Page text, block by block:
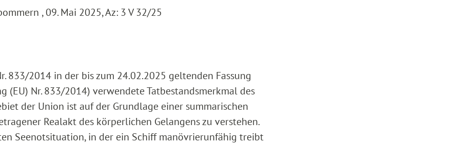
, 09. Mai 2025, Az: 3 V 32/25
833/2014 in der bis zum 24.02.2025 geltenden Fassung
(EU) Nr. 833/2014) verwendete Tatbestandsmerkmal des
der Union ist auf der Grundlage einer summarischen
Realakt des körperlichen Gelangens zu verstehen.
Seenotsituation, in der ein Schiff manövrierunfähig treibt